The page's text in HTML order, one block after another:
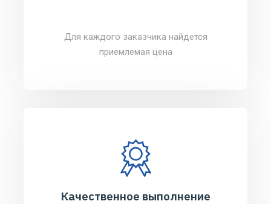
Для каждого заказчика найдется
приемлемая цена
Качественное выполнение